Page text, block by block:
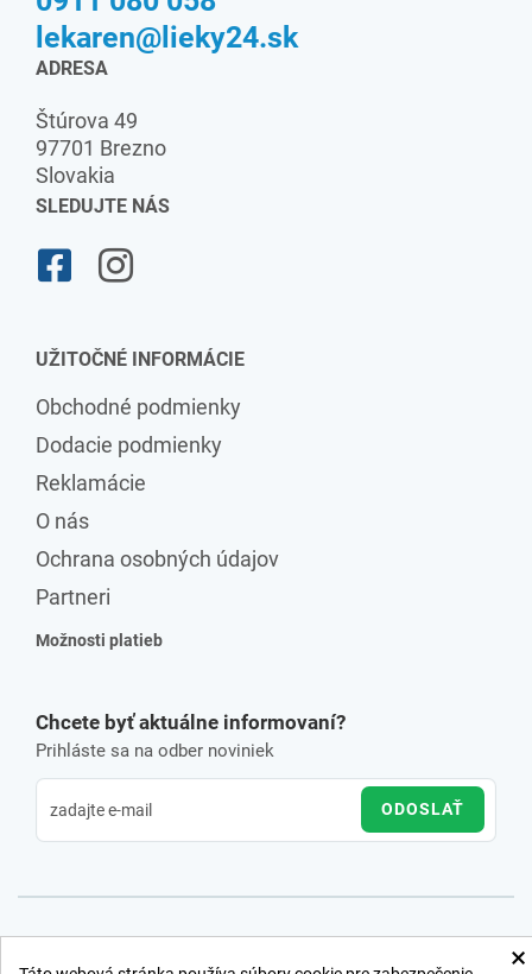
lekaren@lieky24.sk
ADRESA
Štúrova 49
97701 Brezno
Slovakia
SLEDUJTE NÁS
UŽITOČNÉ INFORMÁCIE
Obchodné podmienky
Dodacie podmienky
Reklamácie
O nás
Ochrana osobných údajov
Partneri
Možnosti platieb
Chcete byť aktuálne informovaní?
Prihláste sa na odber noviniek
ODOSLAŤ
×